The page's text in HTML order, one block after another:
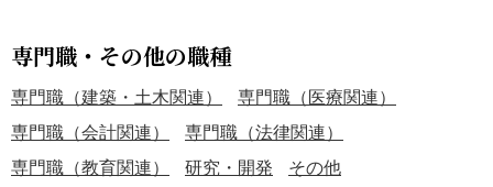
専門職・その他の職種
専門職（建築・土木関連）
専門職（医療関連）
専門職（会計関連）
専門職（法律関連）
専門職（教育関連）
研究・開発 その他